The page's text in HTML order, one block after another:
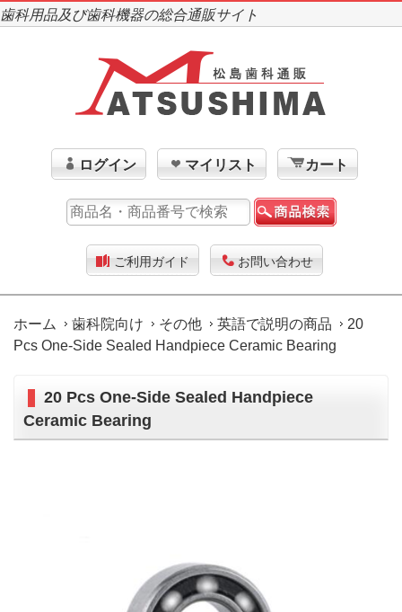
歯科用品及び歯科機器の総合通販サイト
ログイン マイリスト カート
ご利用ガイド お問い合わせ
ホーム 歯科院向け その他 英語で説明の商品
20
Pcs One-Side Sealed Handpiece Ceramic Bearing
20 Pcs One-Side Sealed Handpiece
Ceramic Bearing